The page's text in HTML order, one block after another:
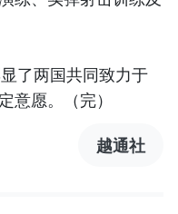
了两国共同致力于
意愿。（完）
越通社